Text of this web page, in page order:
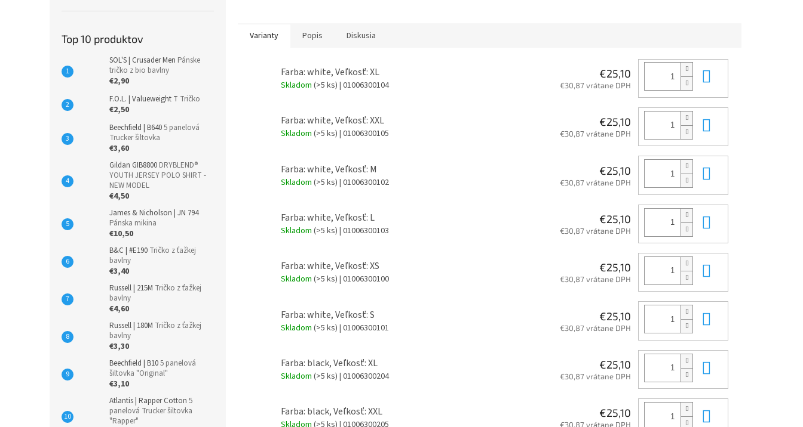
Top 10 produktov
SOL'S | Crusader Men Pánske
tričko z bio bavlny
€2,90
F.O.L. | Valueweight T Tričko
€2,50
Beechfield | B6405 panelová
Trucker šiltovka
€3,60
Gildan GIB8800 DRYBLEND®
YOUTH JERSEY POLO SHIRT -
NEW MODEL
€4,50
James & Nicholson | JN 794
Pánska mikina
€10,50
B&C | #E190 Tričko z ťažkej
bavlny
€3,40
Russell | 215M Tričko z ťažkej
bavlny
€4,60
Russell | 180M Tričko z ťažkej
bavlny
€3,30
Beechfield | B105 panelová
šiltovka "Original"
€3,10
Atlantis | Rapper Cotton 5
panelová Trucker šiltovka
"Rapper"
Varianty Popis Diskusia
Farba: white, Veľkosť: XL
Skladom (>5 ks) | 01006300104
€25,10
€30,87 vrátane DPH
Farba: white, Veľkosť: XXL
Skladom (>5 ks) | 01006300105
€25,10
€30,87 vrátane DPH
Farba: white, Veľkosť: M
Skladom (>5 ks) | 01006300102
€25,10
€30,87 vrátane DPH
Farba: white, Veľkosť: L
Skladom (>5 ks) | 01006300103
€25,10
€30,87 vrátane DPH
Farba: white, Veľkosť: XS
Skladom (>5 ks) | 01006300100
€25,10
€30,87 vrátane DPH
Farba: white, Veľkosť: S
Skladom (>5 ks) | 01006300101
€25,10
€30,87 vrátane DPH
Farba: black, Veľkosť: XL
Skladom (>5 ks) | 01006300204
€25,10
€30,87 vrátane DPH
Farba: black, Veľkosť: XXL €25,10
€30,87 vrátane DPH